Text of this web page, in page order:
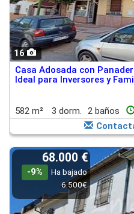
16
Casa Adosada con
Ideal para Inversores y
582 m² 3 dorm. 2 baños
68.000 €
-9%
Ha bajado
6.500€